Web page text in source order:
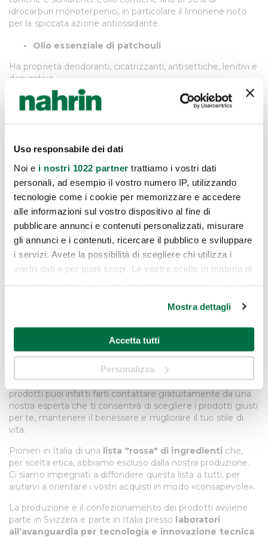
Uso responsabile dei dati
Noi e i nostri 1022 partner trattiamo i vostri dati
personali, ad esempio il vostro numero IP, utilizzando
tecnologie come i cookie per memorizzare e accedere
alle informazioni sul vostro dispositivo al fine di
pubblicare annunci e contenuti personalizzati, misurare
gli annunci e i contenuti, ricercare il pubblico e sviluppare
i servizi. Avete la possibilità di scegliere chi utilizza i
vostri dati e per quali scopi. Le vostre scelte in materia di
privacy sono applicabili solo su questa proprietà digitale
modificare o revocare il proprio consenso in qualsiasi
momento dalla Dichiarazione sui cookie o facendo clic
sull'icona di attivazione della privacy.
Con il tuo consenso, vorremmo anche:
geografica, con un'approssimazione di qualche
metro,
(impronte digitali).
Approfondisci come vengono elaborati i tuoi dati personali
e imposta le tue preferenze nella sezione dettagli. Puoi
modificare o ritirare il tuo consenso in qualsiasi momento
dalla Dichiarazione sui cookie.
Mostra dettagli
Accetta tutti
Personalizza
idrocarburi monoterpenici, in particolare il limonene noto
per la spiccata azione antiossidante.
Olio essenziale di patchouli
Ha proprietà deodoranti, cicatrizzanti, antisettiche, lenitivi e
depurative.
Olio essenziale di cedro
Contiene citrale, limonene (proprietà antiossidanti),
antisettiche, calmanti e favorisce il rilassamento.
Olio di eucalipto
È un olio essenziale che si ottiene per distillazione in
corrente di vapore delle foglie dei rami adulti e dei rametti
giovani di Eucalyptus globulus. L’olio presenta proprietà
balsamiche, espettoranti.
Estratto di tè verde
L’estratto contiene i tannini che gli conferiscono proprietà
tè viene pertanto utilizzato per il mantenimento di una
Tutti i prodotti Swisscare sono realizzati con ilmassimo
della qualità e purezzaoltre a offrire la miglior
consulenza al cliente. Se vuoi saperne di più sui nostri
prodotti puoi infatti farti contattare gratuitamente da una
nostra esperta che ti consentirà di scegliere i prodotti giusti
per te, mantenere il benessere e migliorare il tuo stile di
vita.
Pionieri in Italia di una lista "rossa" di ingredienti che,
per scelta etica, abbiamo escluso dalla nostra produzione.
Ci siamo impegnati a diffondere questa lista a tutti, per
aiutarvi a orientare i vostri acquisti in modo «consapevole».
La produzione e il confezionamento dei prodotti avviene
parte in Svizzera e parte in Italia presso laboratori
all’avanguardia per tecnologia e innovazione tecnica